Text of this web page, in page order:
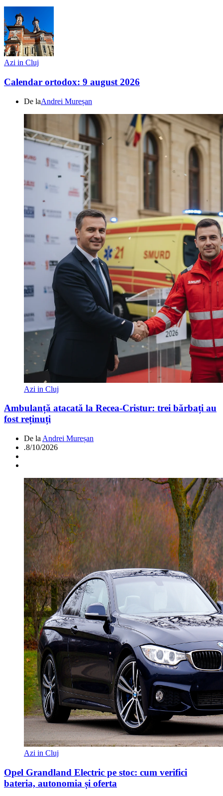
Azi in Cluj
Calendar ortodox: 9 august 2026
De laAndrei Mureșan
Azi in Cluj
Ambulanță atacată la Recea-Cristur: trei bărbați au
fost reținuți
De la Andrei Mureșan
.8/10/2026
Azi in Cluj
Opel Grandland Electric pe stoc: cum verifici
bateria, autonomia și oferta